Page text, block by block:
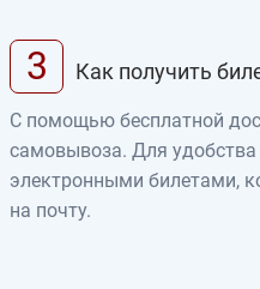
3 Как получить
С помощью бесплатной
самовывоза. Для удобства
электронными билетами,
на почту.